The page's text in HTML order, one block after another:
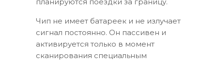
Чип не имеет батареек и не излучает
сигнал постоянно. Он пассивен и
активируется только в момент
сканирования специальным